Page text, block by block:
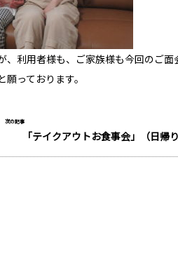
利用者様も、ご家族様も今回のご
っております。
次の記事
「テイクアウトお食事会」（日